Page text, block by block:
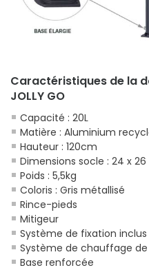
Caractéristiques de la
JOLLY GO
Capacité : 20L
Matière : Aluminium
Hauteur : 120cm
Dimensions socle : 24 x
Poids : 5,5kg
Coloris : Gris métallisé
Rince-pieds
Mitigeur
Système de fixation inclus
Système de chauffage de
Base renforcée